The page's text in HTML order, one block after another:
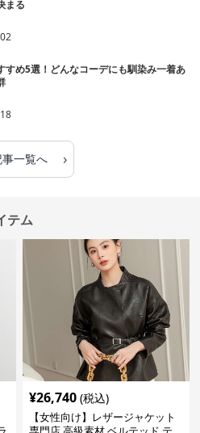
まる
すめ5選！どんなコーデにも馴染み一着あ
一覧へ ›
テム
¥26,740 (税込)
【女性向け】レザージャケット